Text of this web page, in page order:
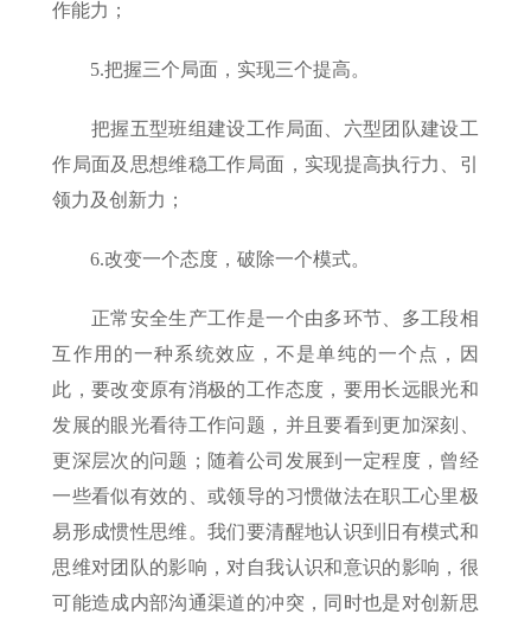
作能力；
5.把握三个局面，实现三个提高。
把握五型班组建设工作局面、六型团队建设工
作局面及思想维稳工作局面，实现提高执行力、引
领力及创新力；
6.改变一个态度，破除一个模式。
正常安全生产工作是一个由多环节、多工段相
互作用的一种系统效应，不是单纯的一个点，因
此，要改变原有消极的工作态度，要用长远眼光和
发展的眼光看待工作问题，并且要看到更加深刻、
更深层次的问题；随着公司发展到一定程度，曾经
一些看似有效的、或领导的习惯做法在职工心里极
易形成惯性思维。我们要清醒地认识到旧有模式和
思维对团队的影响，对自我认识和意识的影响，很
可能造成内部沟通渠道的冲突，同时也是对创新思